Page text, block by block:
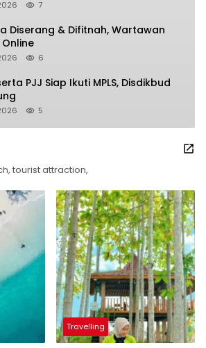
7
Diserang & Difitnah, Wartawan
6
PJJ Siap Ikuti MPLS, Disdikbud
5
tourist attraction,
Travelling